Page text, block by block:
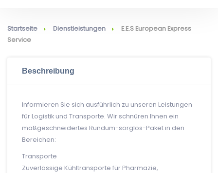
Startseite Dienstleistungen
E.E.S European Express
Service
Beschreibung
Informieren Sie sich ausführlich zu unseren Leistungen
für Logistik und Transporte. Wir schnüren Ihnen ein
maßgeschneidertes Rundum-sorglos-Paket in den
Bereichen:
Transporte
Zuverlässige Kühltransporte für Pharmazie,